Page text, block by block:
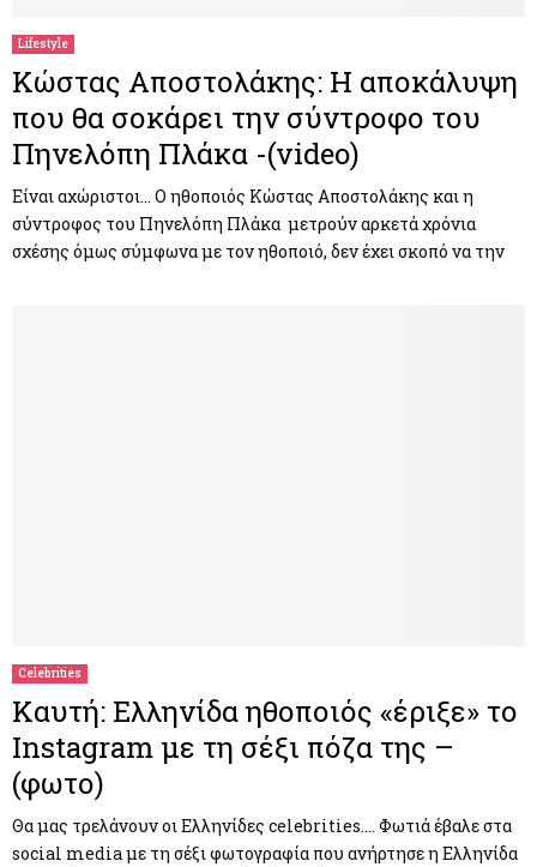
Lifestyle
Κώστας Αποστολάκης: Η αποκάλυψη
που θα σοκάρει την σύντροφο του
Πηνελόπη Πλάκα -(video)
Είναι αχώριστοι… Ο ηθοποιός Κώστας Αποστολάκης και η
σύντροφος του Πηνελόπη Πλάκα μετρούν αρκετά χρόνια
σχέσης όμως σύμφωνα με τον ηθοποιό, δεν έχει σκοπό να την
Celebrities
Καυτή: Ελληνίδα ηθοποιός «έριξε» το
Instagram με τη σέξι πόζα της –
(φωτο)
Θα μας τρελάνουν οι Ελληνίδες celebrities…. Φωτιά έβαλε στα
social media με τη σέξι φωτογραφία που ανήρτησε η Ελληνίδα